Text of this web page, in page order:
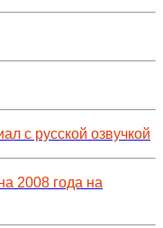
с русской озвучкой
2008 года на